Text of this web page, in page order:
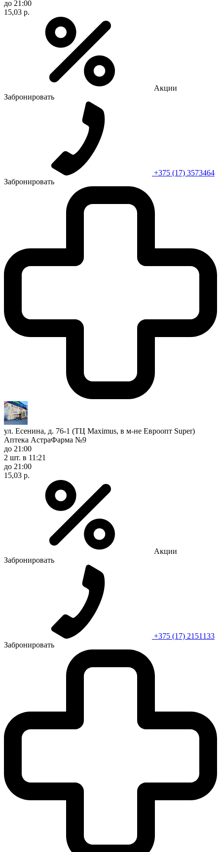
до 21:00
15,03 р.
Акции
Забронировать
+375 (17) 3573464
Забронировать
ул. Есенина, д. 76-1 (ТЦ Maximus, в м-не Евроопт Super)
Аптека АстраФарма №9
до 21:00
2 шт. в 11:21
до 21:00
15,03 р.
Акции
Забронировать
+375 (17) 2151133
Забронировать